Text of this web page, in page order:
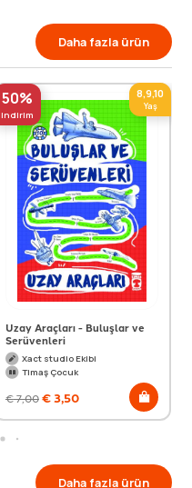
Daha fazla ürün
50%
indirim
8,9,10
Yaş
Uzay Araçları - Buluşlar ve
Serüvenleri
Xact studio Ekibi
Timaş Çocuk
€7,00€3,50
Daha fazla ürün